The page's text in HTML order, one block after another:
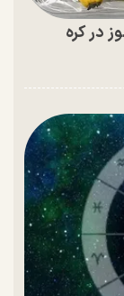
در کره